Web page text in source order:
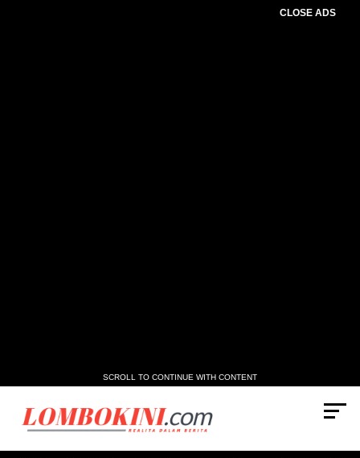
CLOSE ADS
SCROLL TO CONTINUE WITH CONTENT